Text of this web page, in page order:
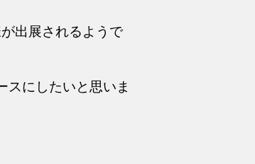
出展されるようで
スにしたいと思いま